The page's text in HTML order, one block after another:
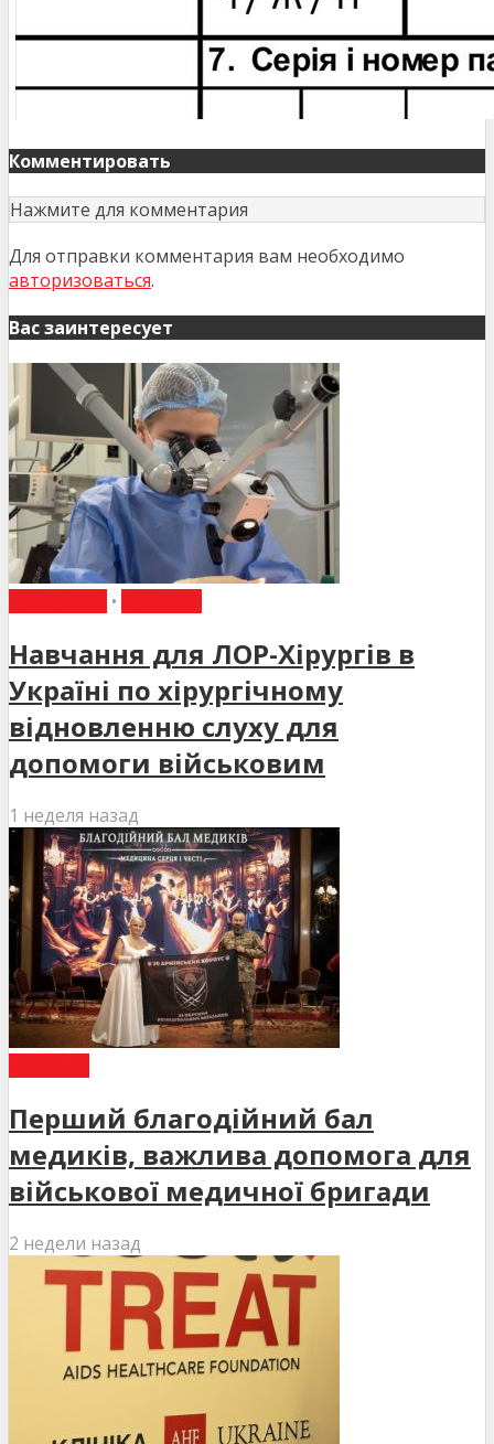
Комментировать
Нажмите для комментария
Для отправки комментария вам необходимо
авторизоваться.
Вас заинтересует
•
Навчання для ЛОР-Хірургів в
Україні по хірургічному
відновленню слуху для
допомоги військовим
1 неделя назад
Перший благодійний бал
медиків, важлива допомога для
військової медичної бригади
2 недели назад